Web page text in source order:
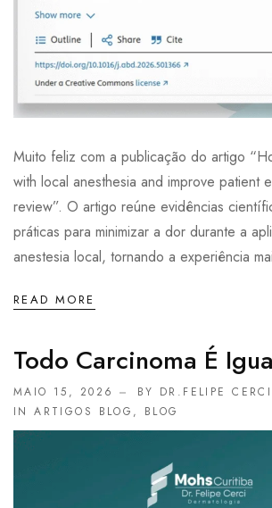
Muito feliz com a publicação do artigo
with local anesthesia and improve patient
review”. O artigo reúne evidências
práticas para minimizar a dor durante a
anestesia local, tornando a experiência
READ MORE
Todo Carcinoma É
MAIO 15, 2026
BY DR.FELIPE CERCI
INARTIGOS BLOG , BLOG